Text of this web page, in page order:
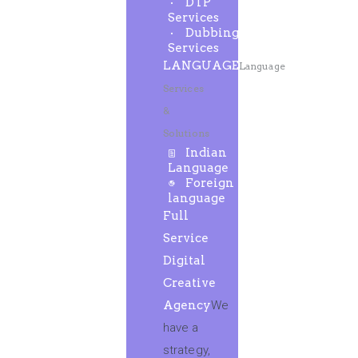
Services
Dubbing
Services
LANGUAGELanguage
Services
&
Solutions
Indian
Language
Foreign
language
Full
Service
Digital
Creative
AgencyWe
have a
strategy,